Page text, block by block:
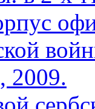
2009.